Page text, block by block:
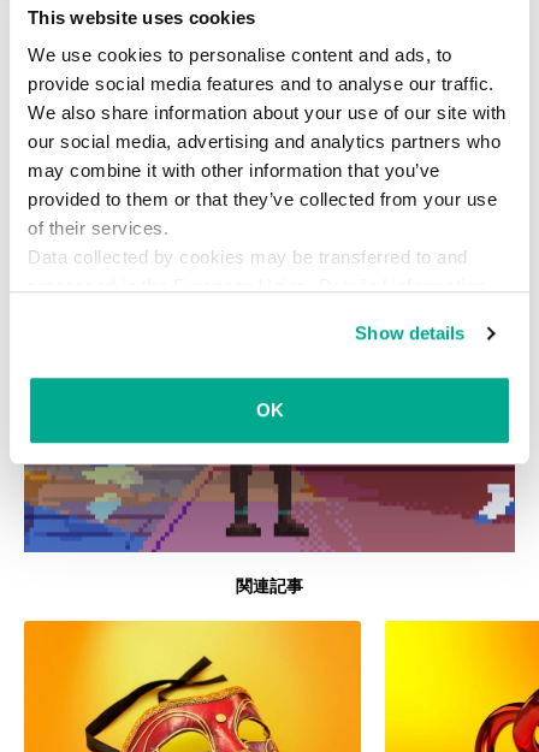
This website uses cookies
We use cookies to personalise content and ads, to
provide social media features and to analyse our traffic.
We also share information about your use of our site with
our social media, advertising and analytics partners who
may combine it with other information that you’ve
provided to them or that they’ve collected from your use
of their services.
Data collected by cookies may be transferred to and
Show details
OK
関連記事